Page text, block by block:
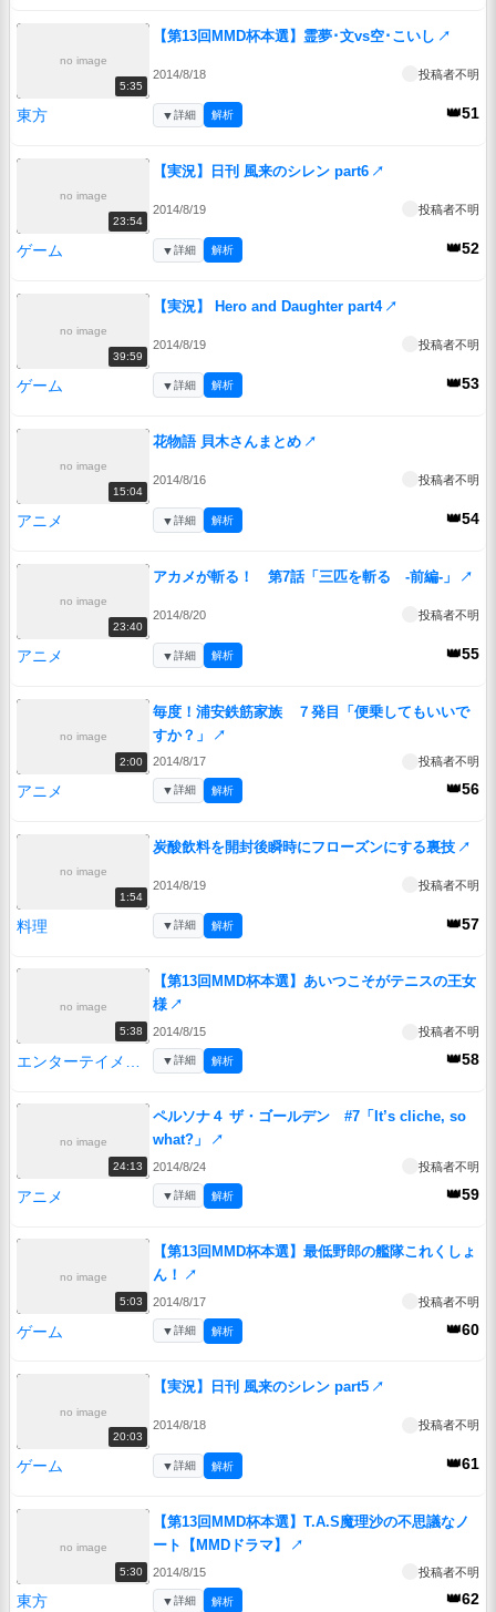
no image
5:35
【第13回MMD杯本選】霊夢･文vs空･こいし ↗
2014/8/18 投稿者不明
東方 👑51
▼詳細 解析
no image
23:54
【実況】日刊 風来のシレン part6 ↗
2014/8/19 投稿者不明
ゲーム 👑52
▼詳細 解析
no image
39:59
【実況】 Hero and Daughter part4 ↗
2014/8/19 投稿者不明
ゲーム 👑53
▼詳細 解析
no image
15:04
花物語 貝木さんまとめ ↗
2014/8/16 投稿者不明
アニメ 👑54
▼詳細 解析
no image
23:40
アカメが斬る！ 第7話「三匹を斬る -前編-」 ↗
2014/8/20 投稿者不明
アニメ 👑55
▼詳細 解析
no image
2:00
毎度！浦安鉄筋家族 ７発目「便乗してもいいで
すか？」
↗
2014/8/17 投稿者不明
アニメ 👑56
▼詳細 解析
no image
1:54
炭酸飲料を開封後瞬時にフローズンにする裏技 ↗
2014/8/19 投稿者不明
料理 👑57
▼詳細 解析
no image
5:38
【第13回MMD杯本選】あいつこそがテニスの王女
様 ↗
2014/8/15 投稿者不明
👑58
▼詳細 解析
no image
24:13
ペルソナ４ ザ・ゴールデン #7「It’s cliche, so
what?」
↗
2014/8/24 投稿者不明
アニメ 👑59
▼詳細 解析
no image
5:03
【第13回MMD杯本選】最低野郎の艦隊これくしょ
ん！
↗
2014/8/17 投稿者不明
ゲーム 👑60
▼詳細 解析
no image
20:03
【実況】日刊 風来のシレン part5 ↗
2014/8/18 投稿者不明
ゲーム 👑61
▼詳細 解析
no image
5:30
【第13回MMD杯本選】T.A.S魔理沙の不思議なノ
ート【MMDドラマ】
↗
2014/8/15 投稿者不明
東方 👑62
▼詳細 解析